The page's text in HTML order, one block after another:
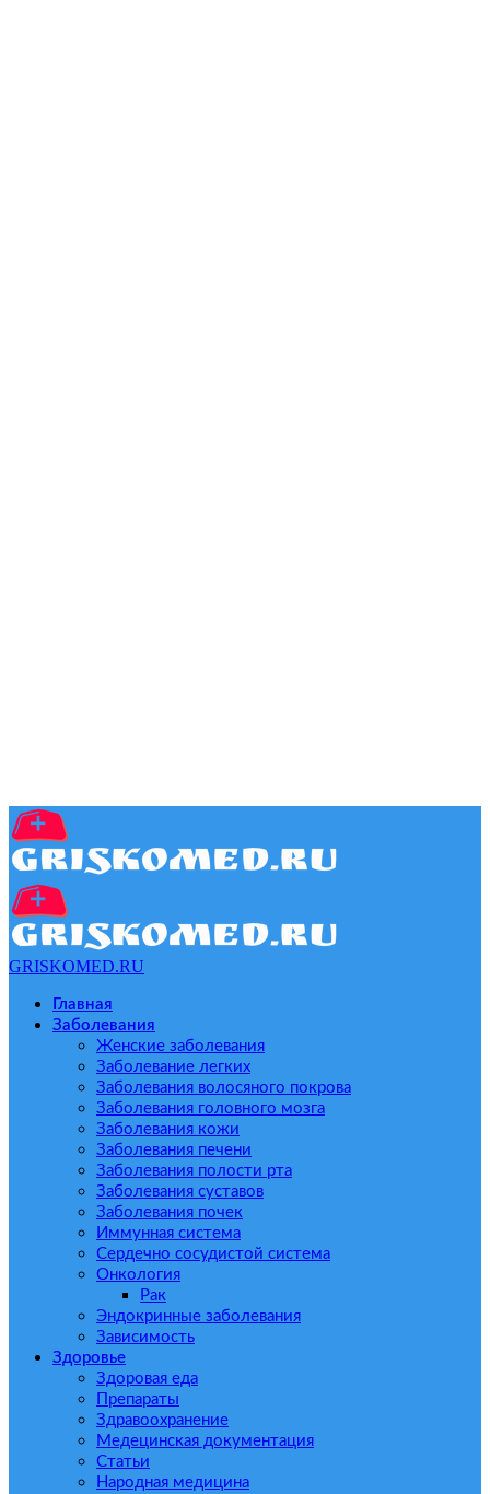
GRISKOMED.RU
Главная
Заболевания
Женские заболевания
Заболевание легких
Заболевания волосяного покрова
Заболевания головного мозга
Заболевания кожи
Заболевания печени
Заболевания полости рта
Заболевания суставов
Заболевания почек
Иммунная система
Сердечно сосудистой система
Онкология
Рак
Эндокринные заболевания
Зависимость
Здоровье
Здоровая еда
Препараты
Здравоохранение
Медецинская документация
Статьи
Народная медицина